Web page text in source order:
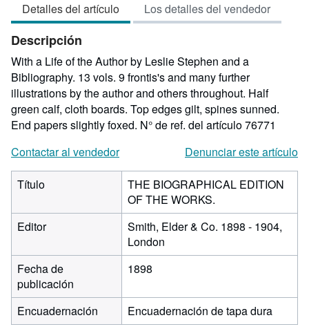
5
estrellas
Detalles del artículo Los detalles del vendedor
Descripción
With a Life of the Author by Leslie Stephen and a
Bibliography. 13 vols. 9 frontis's and many further
illustrations by the author and others throughout. Half
green calf, cloth boards. Top edges gilt, spines sunned.
End papers slightly foxed. N° de ref. del artículo 76771
Contactar al vendedor
Denunciar este artículo
Título
THE BIOGRAPHICAL EDITION
OF THE WORKS.
Editor
Smith, Elder & Co. 1898 - 1904,
London
Fecha de
publicación
1898
Encuadernación Encuadernación de tapa dura